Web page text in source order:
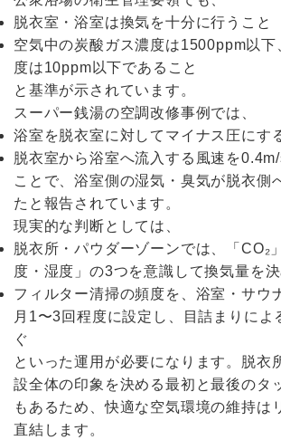
脱衣室・浴室は換気を十分に行うこと
空気中の炭酸ガス濃度は1500ppm以下
度は10ppm以下であること
と基準が示されています。
スーパー銭湯の空調改修事例では、
浴室を脱衣室に対してマイナス圧にす
脱衣室から浴室へ流入する風速を
ことで、浴室側の湿気・臭気が脱衣側
たと報告されています。
現実的な判断としては、
脱衣所・パウダーゾーンでは、「CO₂
度・湿度」の3つを意識して換気量を
フィルター清掃の頻度を、浴室・サウ
月1〜3回程度に設定し、目詰まりによ
ぐ
といった運用が必要になります。脱衣
設全体の印象を決める最初と最後のタ
もあるため、快適な空気環境の維持は
直結します。